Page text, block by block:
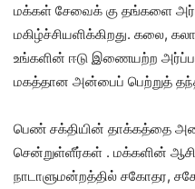
மக்கள் சேவைக் கு தங்களை
மகிழ்ச்சியளிக்கிறது. கலை,
உங்களின் ஈடு இணையற்ற
மகத்தான அன்பைப் பெற்றுத்
பெண் சக்தியின் தாக்கத்தை
சென்றுள்ளீர்கள் . மக்களின்
நாடாளுமன்றத்தில் சகோதர,